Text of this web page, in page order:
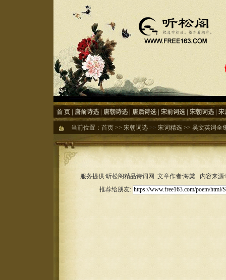
首 页 唐前诗选 唐朝诗选 唐后诗选 宋前词选 宋朝词选 宋
当前位置： 首页 >> 宋朝词选 >> 宋词精选 >> 吴文英词全
服务提供:听松阁精品诗词网 文章作者:海棠 内容来
推荐给朋友: